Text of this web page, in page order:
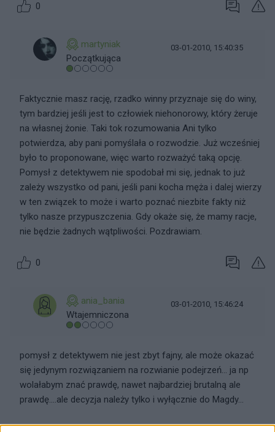
0
martyniak
Początkująca
03-01-2010, 15:40:35
Faktycznie masz rację, rzadko winny przyznaje się do winy,
tym bardziej jeśli jest to człowiek niehonorowy, który żeruje
na własnej żonie. Taki tok rozumowania Ani tylko
potwierdza, aby pani pomyślała o rozwodzie. Już wcześniej
było to proponowane, więc warto rozważyć taką opcję.
Pomysł z detektywem nie spodobał mi się, jednak to już
zależy wszystko od pani, jeśli pani kocha męża i dalej wierzy
w ten związek to może i warto poznać niezbite fakty niż
tylko nasze przypuszczenia. Gdy okaże się, że mamy racje,
nie będzie żadnych wątpliwości. Pozdrawiam.
0
ania_bania
Wtajemniczona
03-01-2010, 15:46:24
pomysł z detektywem nie jest zbyt fajny, ale może okazać
się jedynym rozwiązaniem na rozwianie podejrzeń... ja np
wolałabym znać prawdę, nawet najbardziej brutalną ale
prawdę....ale decyzja należy tylko i wyłącznie do Magdy...